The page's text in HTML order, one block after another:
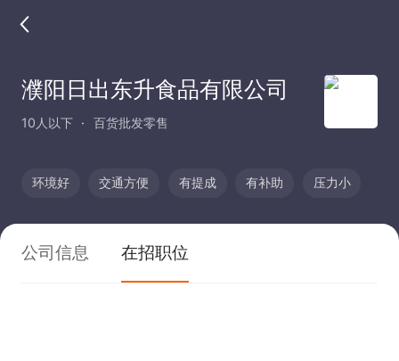
濮阳日出东升食品有限公司
10人以下 百货批发零售
环境好 交通方便 有提成 有补助 压力小
公司信息 在招职位